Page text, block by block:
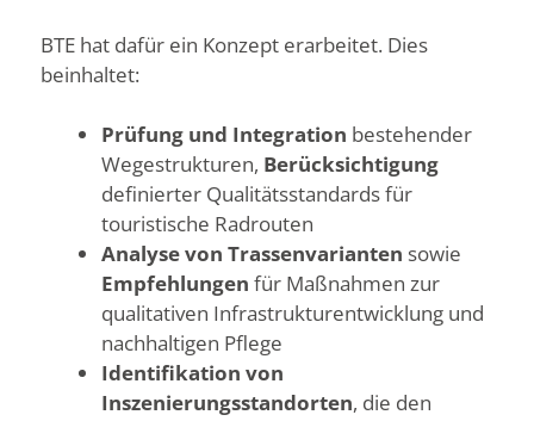
BTE hat dafür ein Konzept erarbeitet. Dies
beinhaltet:
Prüfung und Integration bestehender
Wegestrukturen, Berücksichtigung
definierter Qualitätsstandards für
touristische Radrouten
Analyse von Trassenvarianten sowie
Empfehlungen für Maßnahmen zur
qualitativen Infrastrukturentwicklung und
nachhaltigen Pflege
Identifikation von
Inszenierungsstandorten, die den